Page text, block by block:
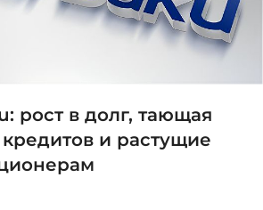
рост в долг, тающая
и растущие